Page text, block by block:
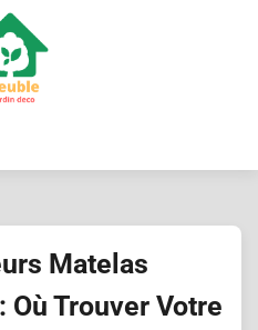
Matelas
Trouver Votre